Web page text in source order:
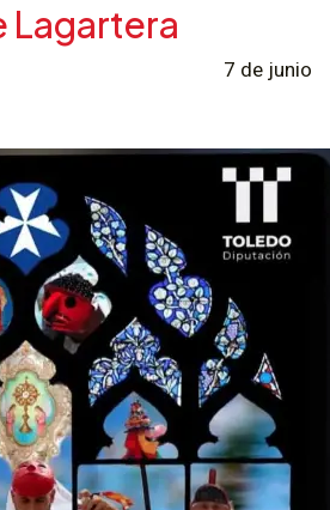
Lagartera
7 de junio